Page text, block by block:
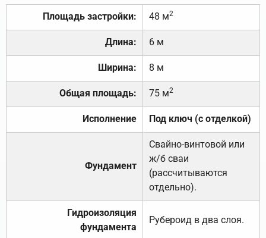
Площадь застройки: 48 м2
Длина: 6 м
Ширина: 8 м
Общая площадь: 75 м2
Исполнение Под ключ (с отделкой)
Фундамент
Свайно-винтовой или
ж/б сваи
(рассчитываются
отдельно).
Гидроизоляция
фундамента
Рубероид в два слоя.